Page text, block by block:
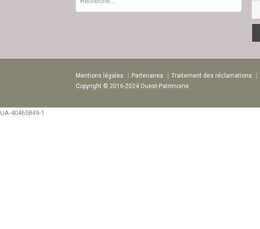
Mentions légales Partenaires Traitement des réclamations
Copyright © 2016-2024 Ouest-Patrimoine
UA-40465849-1